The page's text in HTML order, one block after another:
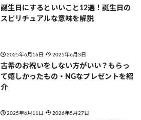
誕生日にするといいこと12選！誕生日の
スピリチュアルな意味を解説
2025年6月16日 2025年6月3日
古希のお祝いをしない方がいい？もらっ
て嬉しかったもの・NGなプレゼントを紹
介
2025年6月11日 2026年5月27日